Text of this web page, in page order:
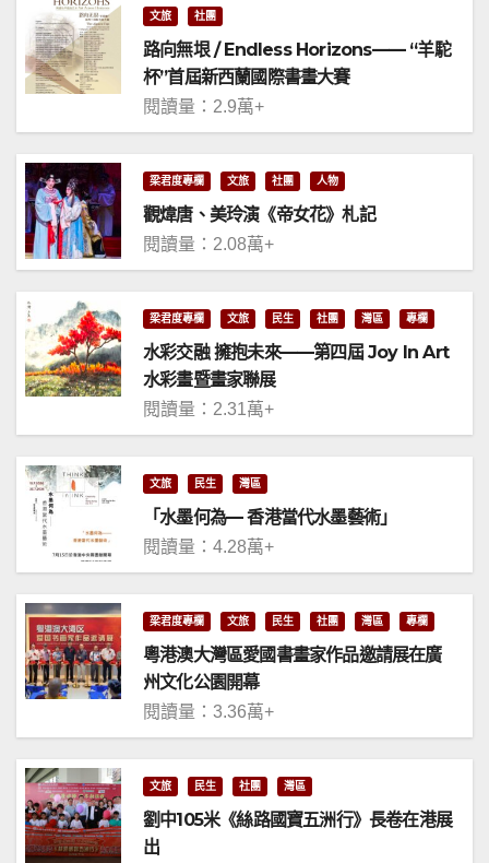
文旅 社團
路向無垠 / Endless Horizons—— “羊駝
杯”首屆新西蘭國際書畫大賽
閱讀量：2.9萬+
梁君度專欄 文旅 社團 人物
觀煒唐、美玲演《帝女花》札記
閱讀量：2.08萬+
梁君度專欄 文旅 民生 社團 灣區 專欄
水彩交融 擁抱未來——第四屆 Joy In Art
水彩畫暨畫家聯展
閱讀量：2.31萬+
文旅 民生 灣區
「水墨何為— 香港當代水墨藝術」
閱讀量：4.28萬+
梁君度專欄 文旅 民生 社團 灣區 專欄
粵港澳大灣區愛國書畫家作品邀請展在廣
州文化公園開幕
閱讀量：3.36萬+
文旅 民生 社團 灣區
劉中105米《絲路國寶五洲行》長卷在港展
出